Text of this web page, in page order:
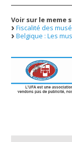
Voir sur le meme
Fiscalité des
Belgique : Les